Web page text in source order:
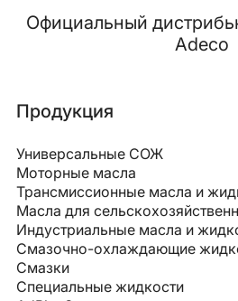
Официальный
Adeco
Продукция
Универсальные СОЖ
Моторные масла
Трансмиссионные масла и
Масла для
Индустриальные масла и
Смазочно-охлаждающие
Смазки
Специальные жидкости